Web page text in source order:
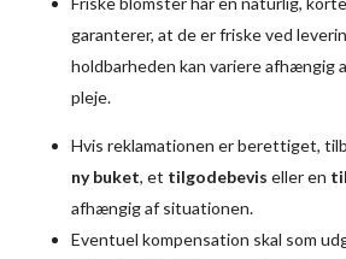
garanterer, at de er friske ved
holdbarheden kan variere afhængig
pleje.
Hvis reklamationen er berettiget,
ny buket, et tilgodebevis eller en
afhængig af situationen.
Eventuel kompensation skal som